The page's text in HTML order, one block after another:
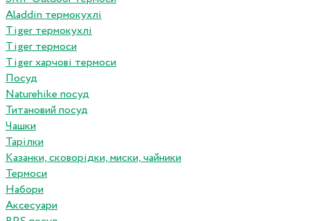
Aladdin термокухлі
Tiger термокухлі
Tiger термоси
Tiger харчові термоси
Посуд
Naturehike посуд
Титановий посуд
Чашки
Тарілки
Казанки, сковорідки, миски, чайники
Термоси
Набори
Аксесуари